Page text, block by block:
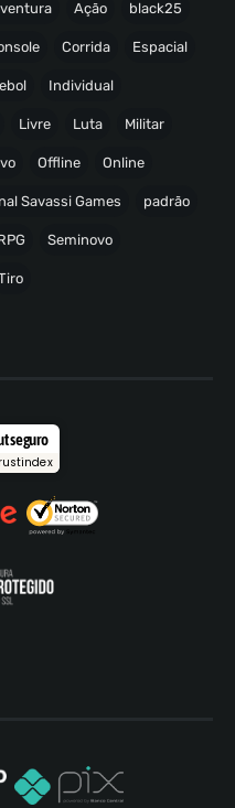
Ação black25
Corrida Espacial
Individual
Livre Luta Militar
Offline Online
Savassi Games padrão
Seminovo
seguro